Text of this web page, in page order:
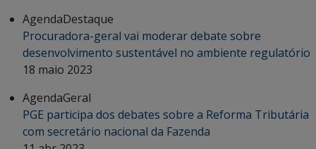
AgendaDestaque
Procuradora-geral vai moderar debate sobre
desenvolvimento sustentável no ambiente regulatório
18 maio 2023
AgendaGeral
PGE participa dos debates sobre a Reforma Tributária
com secretário nacional da Fazenda